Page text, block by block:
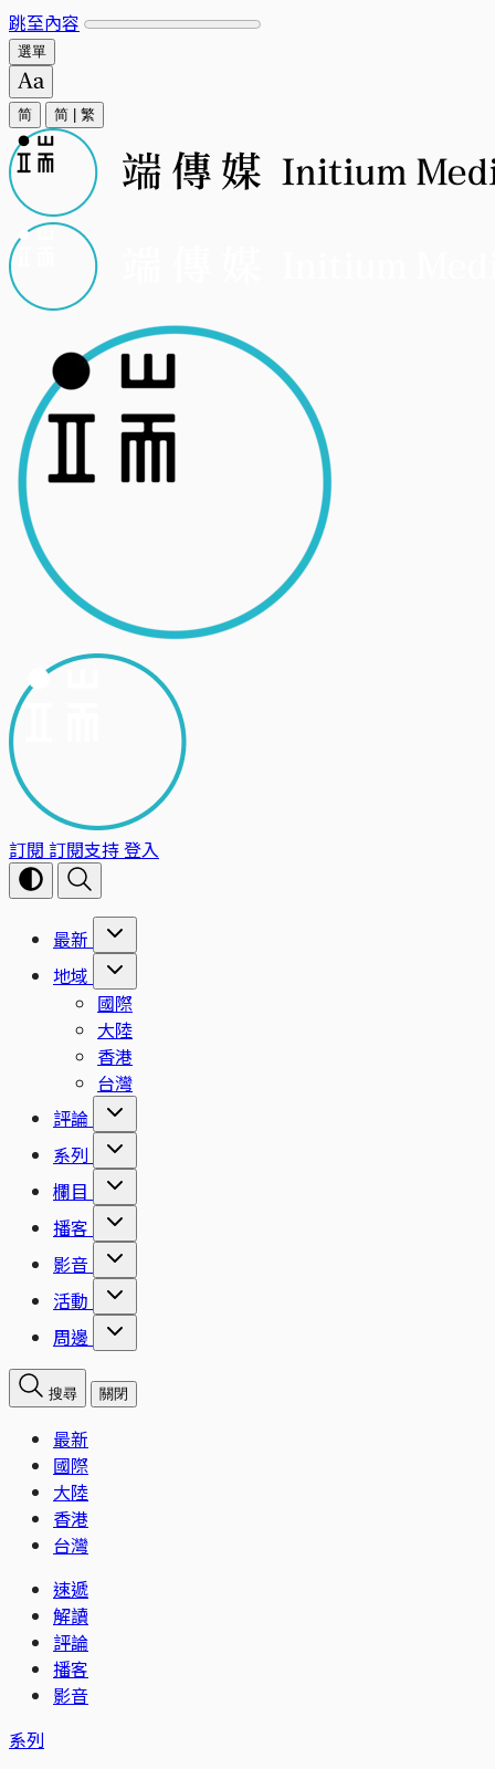
跳至內容
選單
简 简 繁
訂閱 訂閱支持登入
最新
地域
國際
大陸
香港
台灣
評論
系列
欄目
播客
影音
活動
周邊
搜尋 關閉
最新
國際
大陸
香港
台灣
速遞
解讀
評論
播客
影音
系列